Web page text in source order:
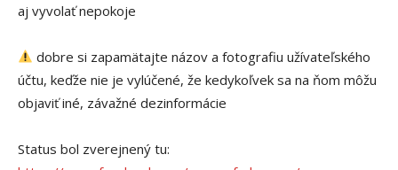
aj vyvolať nepokoje
dobre si zapamätajte názov a fotografiu užívateľského
účtu, keďže nie je vylúčené, že kedykoľvek sa na ňom môžu
objaviť iné, závažné dezinformácie
Status bol zverejnený tu: